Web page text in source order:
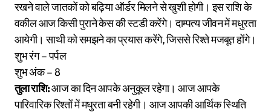
रखने वाले जातकों को बढ़िया ऑर्डर मिलने से खुशी होगी। इस राशि के
वकील आज किसी पुराने केस की स्टडी करेंगे। दाम्पत्य जीवन में मधुरता
आयेगी। साथी को समझने का प्रयास करेंगे, जिससे रिश्ते मजबूत होंगे।
शुभ रंग – पर्पल
शुभ अंक – 8
तुला राशि:आज का दिन आपके अनुकूल रहेगा। आज आपके
पारिवारिक रिश्तों में मधुरता बनी रहेगी। आज आपकी आर्थिक स्थिति